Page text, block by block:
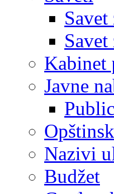
Savet
Kabinet
Javne
Nazivi
Budžet